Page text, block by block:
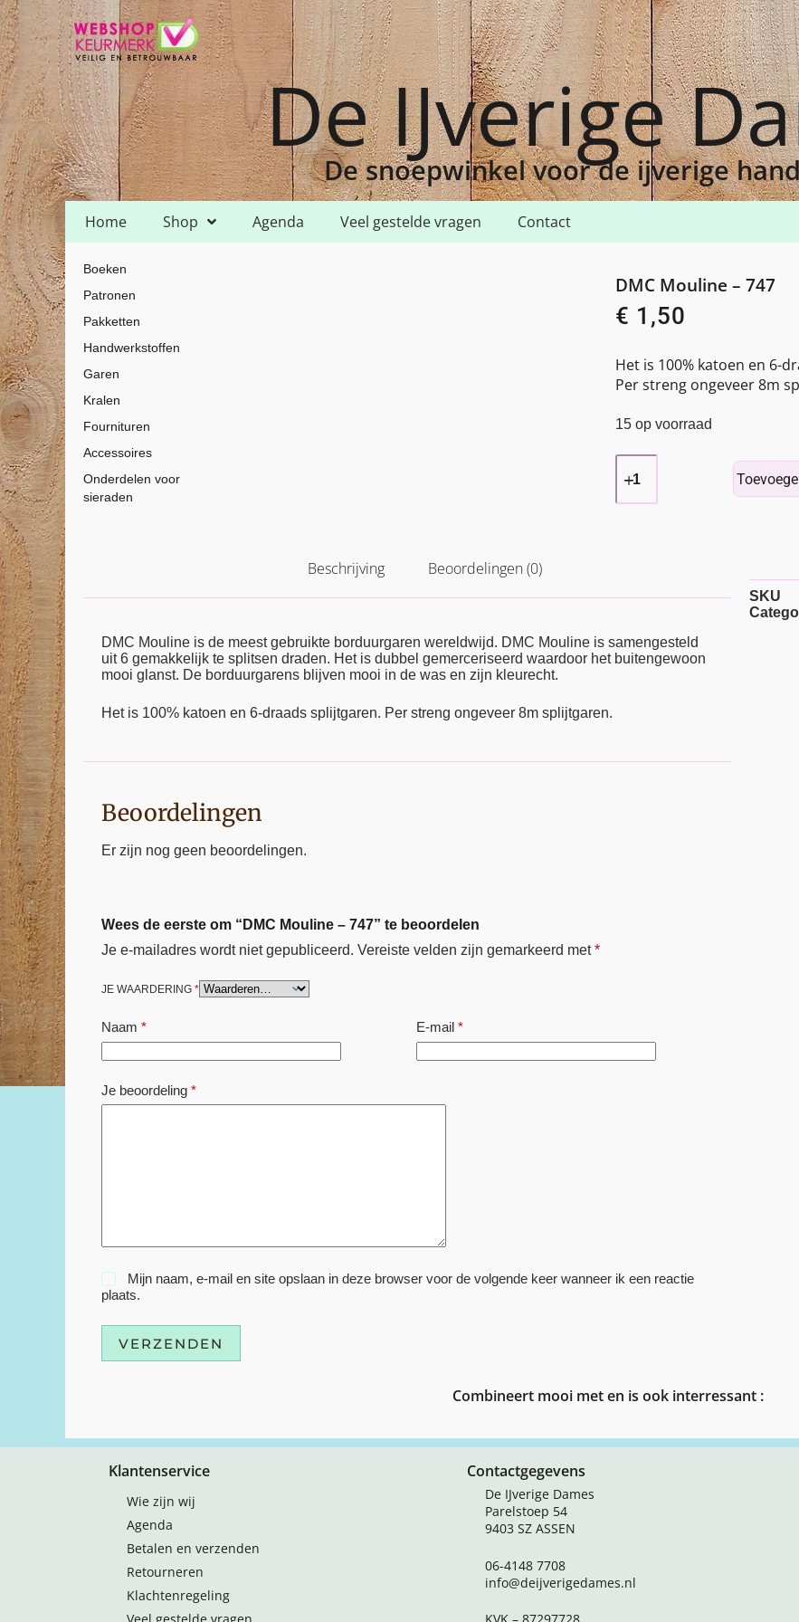
De IJverige
De snoepwinkel voor de ijverige
Home Shop Agenda Veel gestelde vragen Contact
Boeken
Patronen
Pakketten
Handwerkstoffen
Garen
Kralen
Fournituren
Accessoires
Onderdelen voor
sieraden
DMC Mouline – 747
€ 1,50
Het is 100% katoen en 6-
Per streng ongeveer 8m
15 op voorraad
Beschrijving Beoordelingen (0)
DMC Mouline is de meest gebruikte borduurgaren wereldwijd. DMC Mouline is samengesteld
uit 6 gemakkelijk te splitsen draden. Het is dubbel gemerceriseerd waardoor het buitengewoon
mooi glanst. De borduurgarens blijven mooi in de was en zijn kleurecht.
Het is 100% katoen en 6-draads splijtgaren. Per streng ongeveer 8m splijtgaren.
Beoordelingen
Er zijn nog geen beoordelingen.
Wees de eerste om “DMC Mouline – 747” te beoordelen
Je e-mailadres wordt niet gepubliceerd. Vereiste velden zijn gemarkeerd met*
JE WAARDERING *
Naam * E-mail*
Je beoordeling *
Mijn naam, e-mail en site opslaan in deze browser voor de volgende keer wanneer ik een reactie
plaats.
VERZENDEN
SKU
Combineert mooi met en is ook interressant :
Klantenservice
Wie zijn wij
Agenda
Betalen en verzenden
Retourneren
Klachtenregeling
Contactgegevens
De IJverige Dames
Parelstoep 54
9403 SZ ASSEN
06-4148 7708
info@deijverigedames.nl